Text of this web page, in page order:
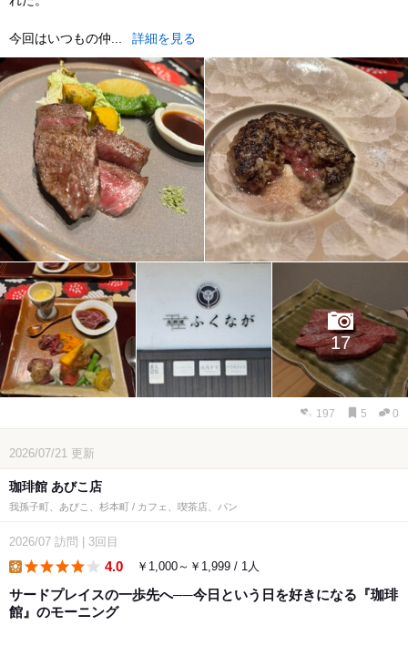
今回はいつもの仲... 詳細を見る
17
197 5 0
2026/07/21 更新
珈琲館 あびこ店
我孫子町、あびこ、杉本町 / カフェ、喫茶店、パン
2026/07 訪問 3回目
4.0 ￥1,000～￥1,999 / 1人
サードプレイスの一歩先へ──今日という日を好きになる『珈琲
館』のモーニング